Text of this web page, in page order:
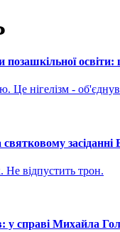
Це нігелізм -
Не відпустить трон.
у справі Михайла